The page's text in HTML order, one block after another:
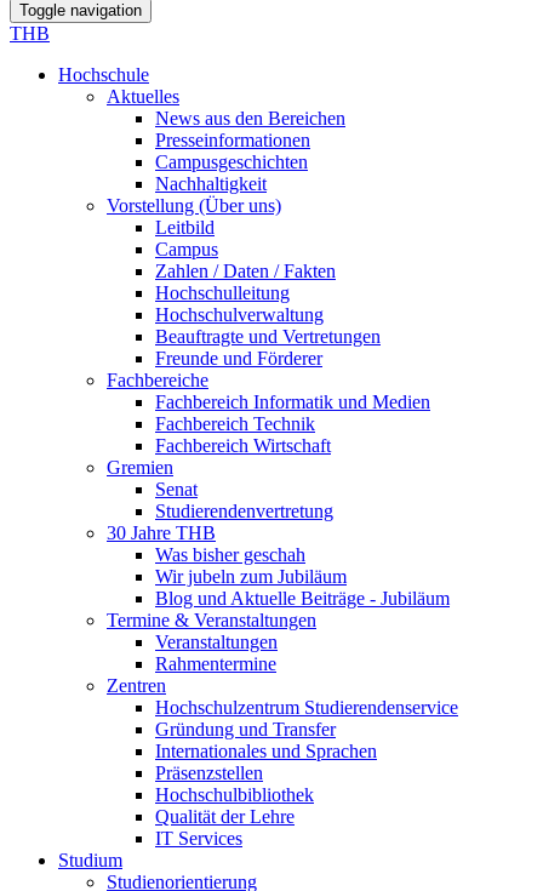
Toggle navigation
THB
Hochschule
Aktuelles
News aus den Bereichen
Presseinformationen
Campusgeschichten
Nachhaltigkeit
Vorstellung (Über uns)
Leitbild
Campus
Zahlen / Daten / Fakten
Hochschulleitung
Hochschulverwaltung
Beauftragte und Vertretungen
Freunde und Förderer
Fachbereiche
Fachbereich Informatik und Medien
Fachbereich Technik
Fachbereich Wirtschaft
Gremien
Senat
Studierendenvertretung
30 Jahre THB
Was bisher geschah
Wir jubeln zum Jubiläum
Blog und Aktuelle Beiträge - Jubiläum
Termine & Veranstaltungen
Veranstaltungen
Rahmentermine
Zentren
Hochschulzentrum Studierendenservice
Gründung und Transfer
Internationales und Sprachen
Präsenzstellen
Hochschulbibliothek
Qualität der Lehre
IT Services
Studium
Studienorientierung